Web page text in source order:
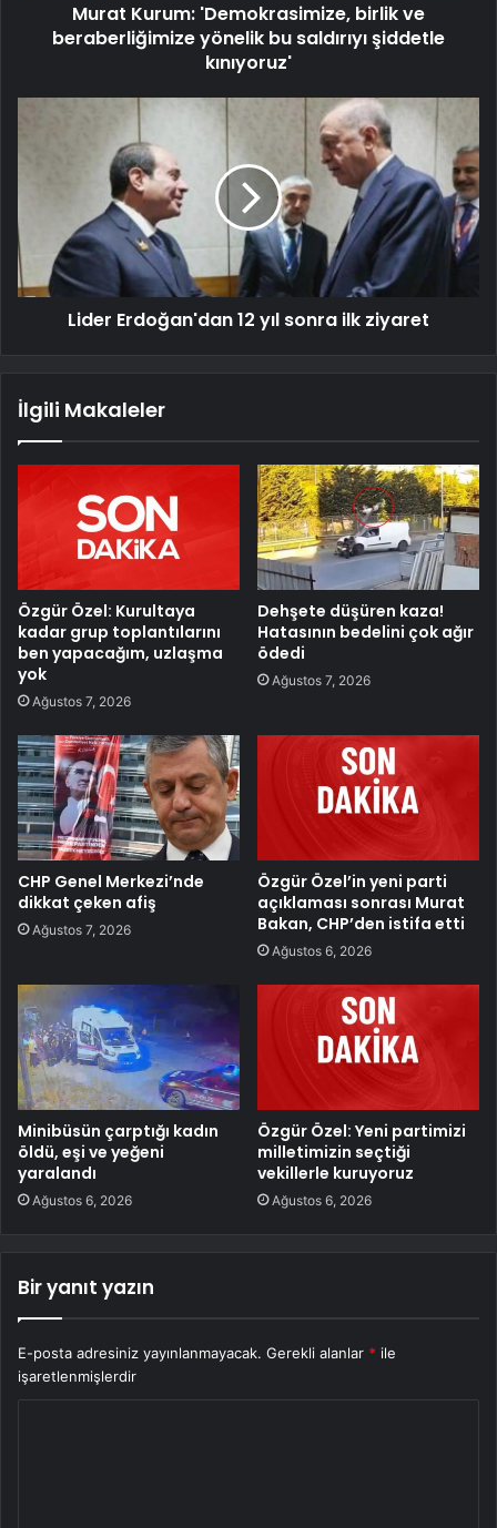
Murat Kurum: 'Demokrasimize, birlik ve
beraberliğimize yönelik bu saldırıyı şiddetle
kınıyoruz'
Lider Erdoğan'dan 12 yıl sonra ilk ziyaret
İlgili Makaleler
Özgür Özel: Kurultaya
kadar grup toplantılarını
ben yapacağım, uzlaşma
yok
Ağustos 7, 2026
Dehşete düşüren kaza!
Hatasının bedelini çok ağır
ödedi
Ağustos 7, 2026
CHP Genel Merkezi’nde
dikkat çeken afiş
Ağustos 7, 2026
Özgür Özel’in yeni parti
açıklaması sonrası Murat
Bakan, CHP’den istifa etti
Ağustos 6, 2026
Minibüsün çarptığı kadın
öldü, eşi ve yeğeni
yaralandı
Ağustos 6, 2026
Özgür Özel: Yeni partimizi
milletimizin seçtiği
vekillerle kuruyoruz
Ağustos 6, 2026
Bir yanıt yazın
E-posta adresiniz yayınlanmayacak. Gerekli alanlar * ile
işaretlenmişlerdir